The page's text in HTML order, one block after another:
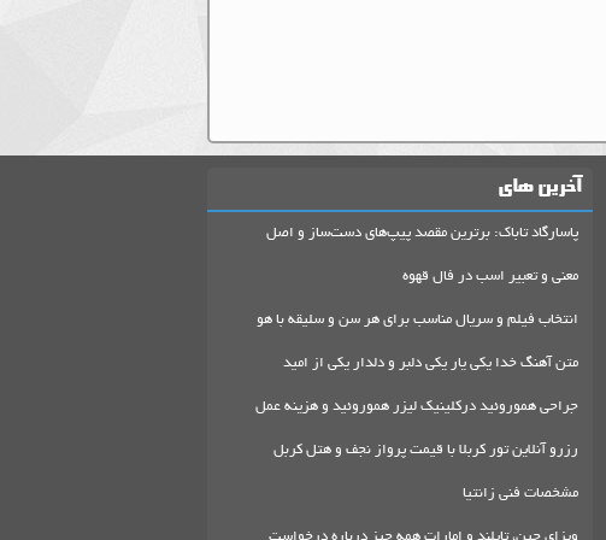
آخرین های
پاسارگاد تاباک: برترین مقصد پیپ‌های دست‌ساز و اصل
معنی و تعبیر اسب در فال قهوه
انتخاب فیلم و سریال مناسب برای هر سن و سلیقه با هو
متن آهنگ خدا یکی یار یکی دلبر و دلدار یکی از امید
جراحی هموروئید درکلینیک لیزر هموروئید و هزینه عمل
رزرو آنلاین تور کربلا با قیمت پرواز نجف و هتل کربل
مشخصات فنی زانتیا